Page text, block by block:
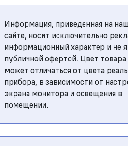
Информация, приведенная на
сайте, носит исключительно
информационный характер и не
публичной офертой. Цвет товара
может отличаться от цвета
прибора, в зависимости от
экрана монитора и освещения в
помещении.